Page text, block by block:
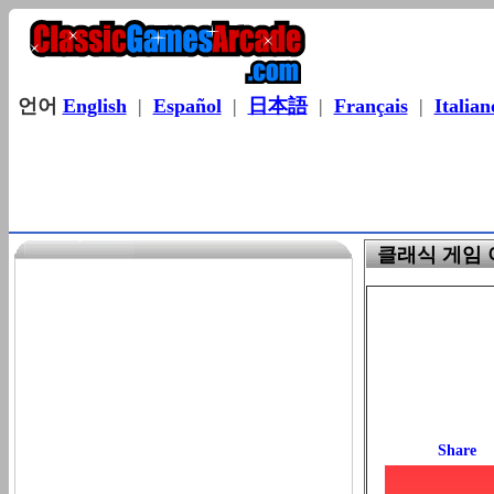
언어 English| Español| 日本語| Français|
클래식 게임